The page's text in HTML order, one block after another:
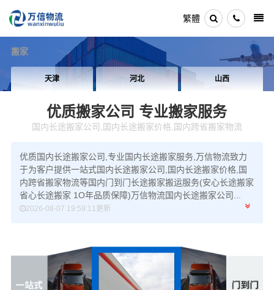
繁體
搬家
天津 河北 山西
优质搬家公司 专业搬家服务
国内长途搬家公司,国内长途搬家价格,国内跨省搬家物流
优质国内长途搬家公司,专业国内长途搬家服务,万信物流致力
于为客户提供一站式国内长途搬家公司,国内长途搬家价格,国
内跨省搬家物流等国内门到门长途搬家搬运服务(安心长途搬家
省心长途搬家 1O年品质保障)万信物流国内长途搬家公司...
2026-08-07 19:59:11更新